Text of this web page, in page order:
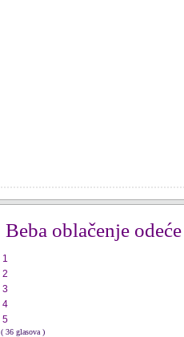
Beba oblačenje odeće
1
2
3
4
5
( 36 glasova )